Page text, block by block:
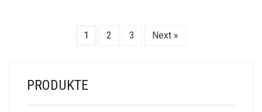
1 2 3 Next »
PRODUKTE